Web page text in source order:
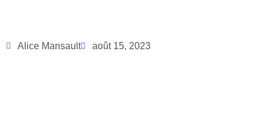
Alice Mansault août 15, 2023